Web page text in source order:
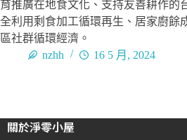
育推廣在地食文化、支持友善耕作的
全利用剩食加工循環再生、居家廚餘
區社群循環經濟。
nzhh
16 5 月, 2024
關於淨零小屋